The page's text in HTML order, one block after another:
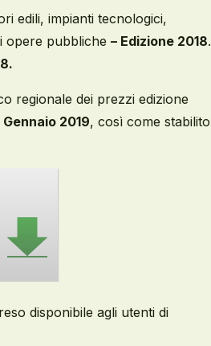
edili, impianti tecnologici,
opere pubbliche – Edizione 2018.
regionale dei prezzi edizione
Gennaio 2019, così come stabilito
disponibile agli utenti di